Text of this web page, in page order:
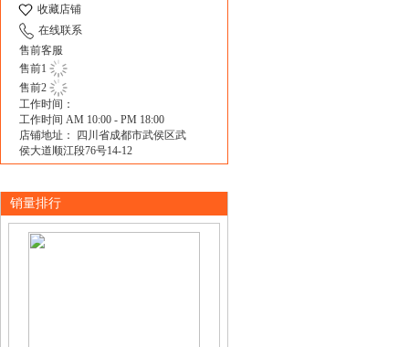
收藏店铺
在线联系
售前客服
售前1
售前2
工作时间：
工作时间 AM 10:00 - PM 18:00
店铺地址： 四川省成都市武侯区武
侯大道顺江段76号14-12
销量排行